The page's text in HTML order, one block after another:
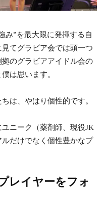
み”を最大限に発揮する自
てグラビア会では頭一つ
のグラビアアイドル会の
は思います。
は、やはり個性的です。
ニーク（薬剤師、現役JK
だけでなく個性豊かなプ
レイヤーをフォ